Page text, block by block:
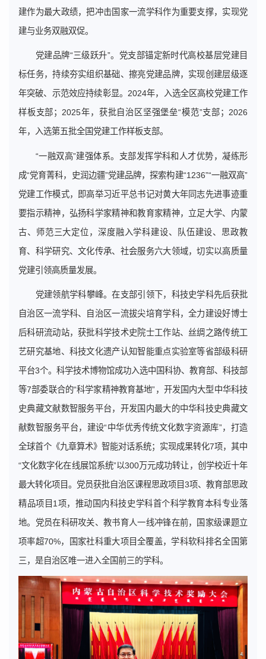
建作为最大政绩，把冲击国家一流学科作为重要支撑，实现党
建与业务双融双促。
党建品牌“三级跃升”。党支部锚定新时代高校基层党建目
标任务，持续夯实组织基础、擦亮党建品牌，实现创建层级逐
年突破、示范效应持续彰显。2024年，入选全区高校党建工作
样板支部；2025年，获批自治区坚强堡垒“模范”支部；2026
年，入选第五批全国党建工作样板支部。
“一融双高”建强体系。支部发挥学科和人才优势，凝练形
成“党育菁科，史润边疆”党建品牌，探索构建“1236”“一融双高”
党建工作模式，即高举习近平总书记对黄大年同志先进事迹重
要指示精神，弘扬科学家精神和教育家精神，立足大学、内蒙
古、师范三大定位，深度融入学科建设、队伍建设、思政教
育、科学研究、文化传承、社会服务六大领域，切实以高质量
党建引领高质量发展。
党建领航学科攀峰。在支部引领下，科技史学科先后获批
自治区一流学科、自治区一流拔尖培育学科，全力建设好博士
后科研流动站，获批科学技术史院士工作站、丝绸之路传统工
艺研究基地、科技文化遗产认知智能重点实验室等省部级科研
平台3个。科学技术博物馆成功入选中国科协、教育部、科技部
等7部委联合的“科学家精神教育基地”，开发国内大型中华科技
史典藏文献数智服务平台，开发国内最大的中华科技史典藏文
献数智服务平台，建设“中华优秀传统文化数字资源库”，打造
全球首个《九章算术》智能对话系统；实现成果转化7项，其中
“文化数字化在线展馆系统”以300万元成功转让，创学校近十年
最大转化项目。党员获批自治区课程思政项目3项、教育部思政
精品项目1项，推动国内科技史学科首个科学教育本科专业落
地。党员在科研攻关、教书育人一线冲锋在前，国家级课题立
项率超70%，国家社科重大项目全覆盖，学科软科排名全国第
三，是自治区唯一进入全国前三的学科。